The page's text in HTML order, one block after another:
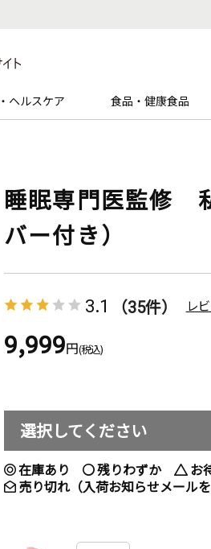
ヘルスケア 食品・健康食品
睡眠専門医監修
バー付き）
3.1 （35件） レ
9,999円(税込)
選択してください
在庫あり 残りわずか
お
売り切れ（入荷お知らせメールを